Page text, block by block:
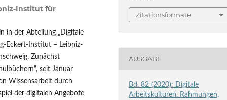
Institut für
in der Abteilung „Digitale
Eckert-Institut – Leibniz-
Zunächst
seit Januar
Wissensarbeit durch
der digitalen Angebote
Zitationsformate
AUSGABE
Bd. 82 (2020): Digitale
Arbeitskulturen. Rahmungen,